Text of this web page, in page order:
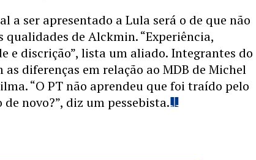
a ser apresentado a Lula será o de que não
qualidades de Alckmin. “Experiência,
e discrição”, lista um aliado. Integrantes do
as diferenças em relação ao MDB de Michel
“O PT não aprendeu que foi traído pelo
novo?”, diz um pessebista.